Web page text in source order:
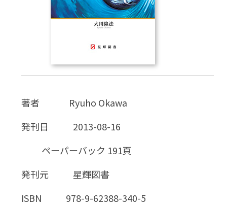
雑貨
著者
Ryuho Okawa
発刊日
2013-08-16
ペーパーバック 191頁
発刊元
星輝図書
ISBN
978-9-62388-340-5